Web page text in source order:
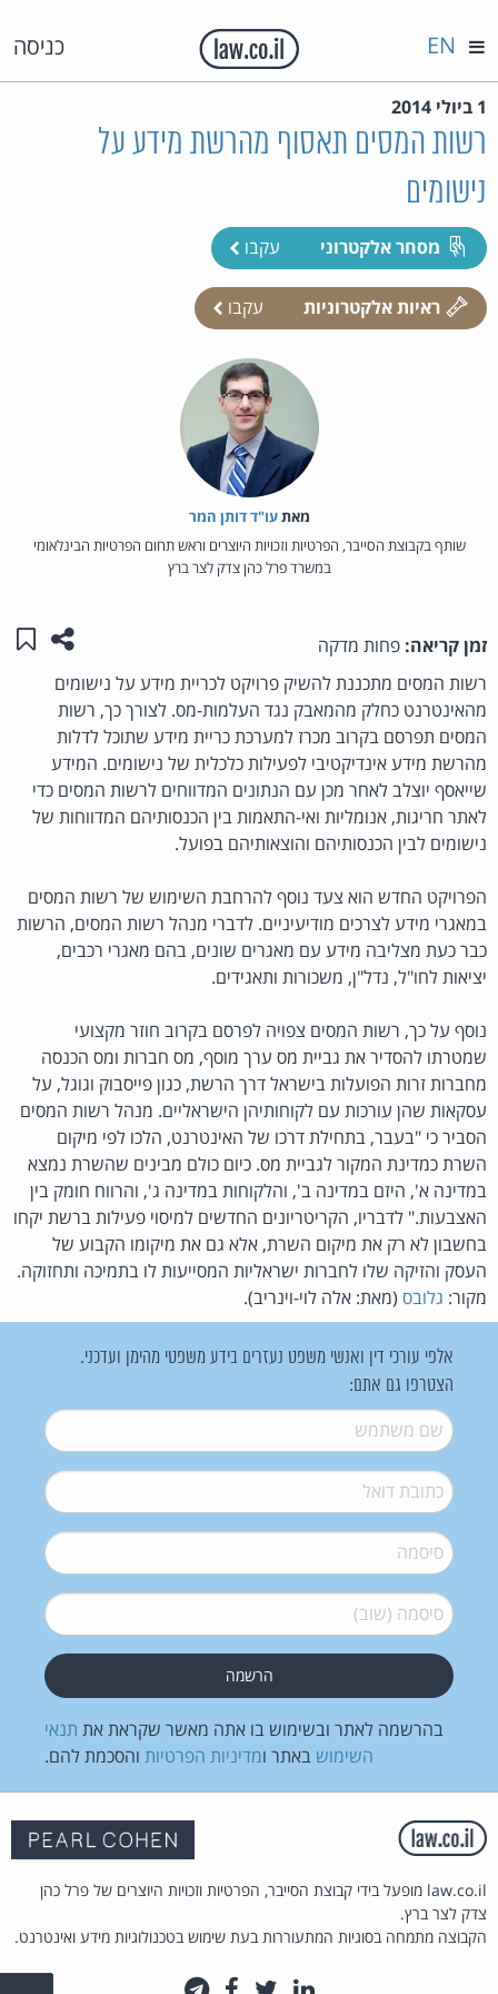
כניסה EN
1 ביולי 2014
רשות המסים תאסוף מהרשת מידע על
נישומים
מסחר אלקטרוני עקבו
ראיות אלקטרוניות עקבו
מאת‏עו"ד דותן המר
שותף בקבוצת הסייבר, הפרטיות וזכויות היוצרים וראש תחום הפרטיות הבינלאומי
במשרד פרל כהן צדק לצר ברץ
זמן קריאה: פחות מדקה שתפו
רשות המסים מתכננת להשיק פרויקט לכריית מידע על נישומים
מהאינטרנט כחלק מהמאבק נגד העלמות-מס. לצורך כך, רשות
המסים תפרסם בקרוב מכרז למערכת כריית מידע שתוכל לדלות
מהרשת מידע אינדיקטיבי לפעילות כלכלית של נישומים. המידע
שייאסף יוצלב לאחר מכן עם הנתונים המדווחים לרשות המסים כדי
לאתר חריגות, אנומליות ואי-התאמות בין הכנסותיהם המדווחות של
נישומים לבין הכנסותיהם והוצאותיהם בפועל.
הפרויקט החדש הוא צעד נוסף להרחבת השימוש של רשות המסים
במאגרי מידע לצרכים מודיעיניים. לדברי מנהל רשות המסים, הרשות
כבר כעת מצליבה מידע עם מאגרים שונים, בהם מאגרי רכבים,
יציאות לחו"ל, נדל"ן, משכורות ותאגידים.
נוסף על כך, רשות המסים צפויה לפרסם בקרוב חוזר מקצועי
שמטרתו להסדיר את גביית מס ערך מוסף, מס חברות ומס הכנסה
מחברות זרות הפועלות בישראל דרך הרשת, כגון פייסבוק וגוגל, על
עסקאות שהן עורכות עם לקוחותיהן הישראליים. מנהל רשות המסים
הסביר כי "בעבר, בתחילת דרכו של האינטרנט, הלכו לפי מיקום
השרת כמדינת המקור לגביית מס. כיום כולם מבינים שהשרת נמצא
במדינה א', היזם במדינה ב', והלקוחות במדינה ג', והרווח חומק בין
האצבעות." לדבריו, הקריטריונים החדשים למיסוי פעילות ברשת יקחו
בחשבון לא רק את מיקום השרת, אלא גם את מיקומו הקבוע של
העסק והזיקה שלו לחברות ישראליות המסייעות לו בתמיכה ותחזוקה.
מקור: גלובס (מאת: אלה לוי-וינריב).
אלפי עורכי דין ואנשי משפט נעזרים בידע משפטי מהימן ועדכני.
הצטרפו גם אתם:
שם משתמש*
דואל*
סיסמה*
סיסמה (שוב)*
בהרשמה לאתר ובשימוש בו אתה מאשר שקראת את תנאי
השימוש באתר ומדיניות הפרטיות והסכמת להם.
law.co.il מופעל בידי קבוצת הסייבר, הפרטיות וזכויות היוצרים של פרל כהן
צדק לצר ברץ.
הקבוצה מתמחה בסוגיות המתעוררות בעת שימוש בטכנולוגיות מידע ואינטרנט.